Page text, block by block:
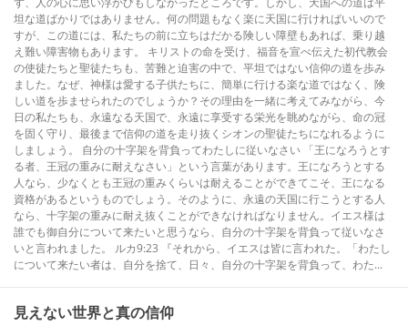
坦な道ばかりではありません。何の問題もなく楽に天国に行ければいいので
すが、この道には、私たちの前に立ちはだかる険しい障壁もあれば、乗り越
え難い障害物もあります。 キリストの命を受け、福音を宣べ伝えた初代教会
の使徒たちと聖徒たちも、苦難と迫害の中で、平坦ではない信仰の道を歩み
ました。なぜ、神様は愛する子供たちに、簡単に行ける楽な道ではなく、険
しい道を歩ませられたのでしょうか？その理由を一緒に考えてみながら、今
日の私たちも、永遠なる天国で、永遠に享受する栄光を眺めながら、命の冠
を固く守り、最後まで信仰の道を走り抜くシオンの聖徒たちになれるように
しましょう。 自分の十字架を背負ってわたしに従いなさい 「王になろうとす
る者、王冠の重みに耐えなさい」という言葉があります。王になろうとする
人なら、少なくとも王冠の重みくらいは耐えることができてこそ、王になる
資格があるというものでしょう。そのように、永遠の天国に行こうとする人
なら、十字架の重みに耐え抜くことができなければなりません。イエス様は
誰でも御自分について来たいと思うなら、自分の十字架を背負って従いなさ
いと言われました。 ルカ9:23 『それから、イエスは皆に言われた。「わたし
について来たい者は、自分を捨て、日々、自分の十字架を背負って、わた...
見えない世界と真の信仰